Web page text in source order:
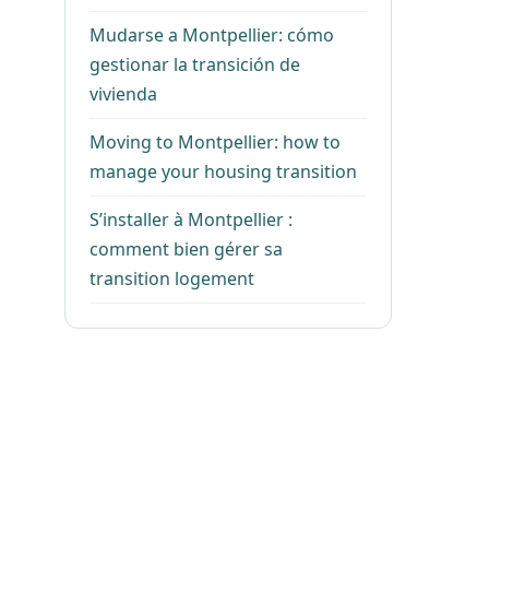
Mudarse a Montpellier: cómo
gestionar la transición de
vivienda
Moving to Montpellier: how to
manage your housing transition
S’installer à Montpellier :
comment bien gérer sa
transition logement